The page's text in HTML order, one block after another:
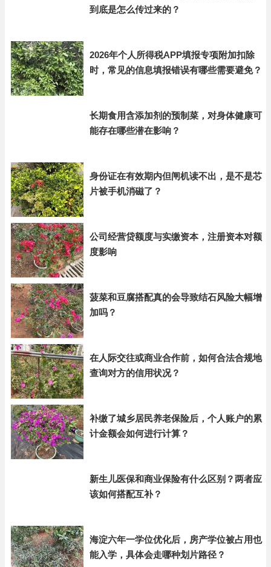
到底是怎么传过来的？
2026年个人所得税APP填报专项附加扣除
时，常见的信息填报错误有哪些需要避免？
长期食用含添加剂的预制菜，对身体健康可
能存在哪些潜在影响？
身份证在有效期内但闸机读不出，是不是芯
片被手机消磁了？
公司经营贷额度与实缴资本，注册资本对额
度影响
菠菜和豆腐搭配真的会导致结石风险大幅增
加吗？
在人际交往或商业合作前，如何合法合规地
查询对方的信用状况？
补缴了城乡居民养老保险后，个人账户的累
计金额会如何进行计算？
新生儿医保和商业保险有什么区别？两者应
该如何搭配互补？
海淀六年一学位优化后，房产学位被占用也
能入学，具体会走哪种划片路径？